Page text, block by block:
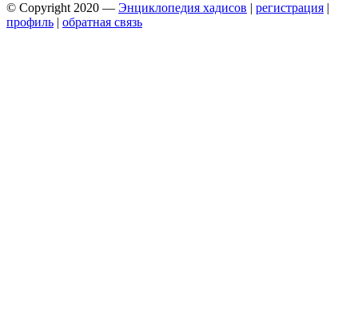
© Copyright 2020 — Энциклопедия хадисов | регистрация |
профиль | обратная связь